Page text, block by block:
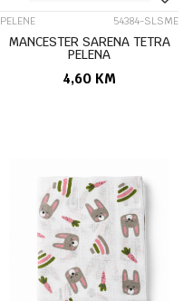
PELENE 54384-SLSME
MANCESTER SARENA TETRA
PELENA
4,60 KM